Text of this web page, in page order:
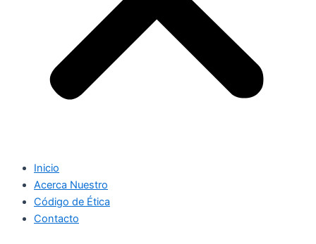
Inicio
Acerca Nuestro
Código de Ética
Contacto